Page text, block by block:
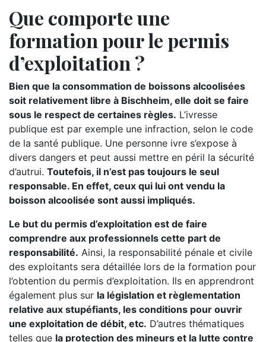
Que comporte une
formation pour le permis
d’exploitation ?
Bien que la consommation de boissons alcoolisées
soit relativement libre à Bischheim, elle doit se faire
sous le respect de certaines règles. L’ivresse
publique est par exemple une infraction, selon le code
de la santé publique. Une personne ivre s’expose à
divers dangers et peut aussi mettre en péril la sécurité
d’autrui. Toutefois, il n’est pas toujours le seul
responsable. En effet, ceux qui lui ont vendu la
boisson alcoolisée sont aussi impliqués.
Le but du permis d’exploitation est de faire
comprendre aux professionnels cette part de
responsabilité. Ainsi, la responsabilité pénale et civile
des exploitants sera détaillée lors de la formation pour
l’obtention du permis d’exploitation. Ils en apprendront
également plus sur la législation et règlementation
relative aux stupéfiants, les conditions pour ouvrir
une exploitation de débit, etc. D’autres thématiques
telles que la protection des mineurs et la lutte contre